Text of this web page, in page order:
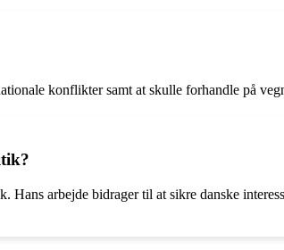
konflikter samt at skulle forhandle på
Hans arbejde bidrager til at sikre danske